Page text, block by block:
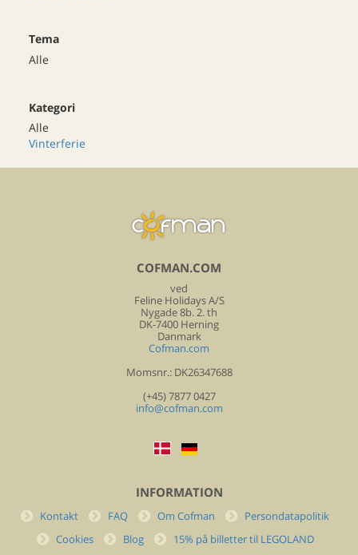
Tema
Alle
Kategori
Alle
Vinterferie
COFMAN.COM
ved
Feline Holidays A/S
Nygade 8b. 2. th
DK-7400 Herning
Danmark
Cofman.com
Momsnr.: DK26347688
(+45) 7877 0427
info@cofman.com
INFORMATION
Kontakt FAQ Om Cofman
Persondatapolitik
Cookies
Blog 15% på billetter til LEGOLAND